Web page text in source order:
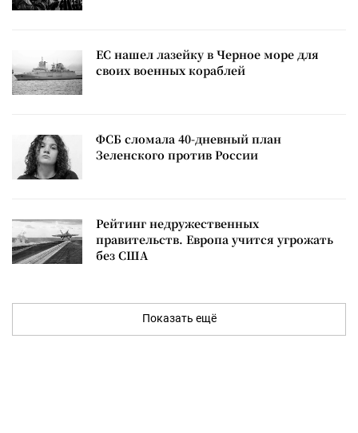
ЕС нашел лазейку в Черное море для
своих военных кораблей
ФСБ сломала 40-дневный план
Зеленского против России
Рейтинг недружественных
правительств. Европа учится угрожать
без США
Показать ещё